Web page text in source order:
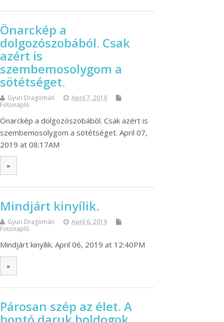
Önarckép a
dolgozószobából. Csak
azért is
szembemosolygom a
sötétséget.
Gyuri Dragomán
April 7, 2019
Fotonapló
Önarckép a dolgozószobából. Csak azért is
szembemosolygom a sötétséget. April 07,
2019 at 08:17AM
»
Mindjárt kinyílik.
Gyuri Dragomán
April 6, 2019
Fotonapló
Mindjárt kinyílik. April 06, 2019 at 12:40PM
»
Párosan szép az élet. A